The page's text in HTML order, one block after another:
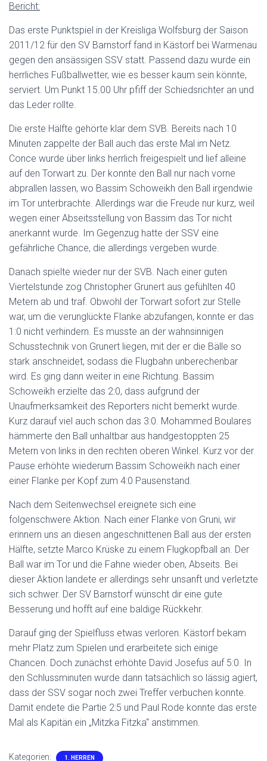
Bericht:
Das erste Punktspiel in der Kreisliga Wolfsburg der Saison
2011/12 für den SV Barnstorf fand in Kästorf bei Warmenau
gegen den ansässigen SSV statt. Passend dazu wurde ein
herrliches Fußballwetter, wie es besser kaum sein könnte,
serviert. Um Punkt 15.00 Uhr pfiff der Schiedsrichter an und
das Leder rollte.
Die erste Hälfte gehörte klar dem SVB. Bereits nach 10
Minuten zappelte der Ball auch das erste Mal im Netz.
Conce wurde über links herrlich freigespielt und lief alleine
auf den Torwart zu. Der konnte den Ball nur nach vorne
abprallen lassen, wo Bassim Schoweikh den Ball irgendwie
im Tor unterbrachte. Allerdings war die Freude nur kurz, weil
wegen einer Abseitsstellung von Bassim das Tor nicht
anerkannt wurde. Im Gegenzug hatte der SSV eine
gefährliche Chance, die allerdings vergeben wurde.
Danach spielte wieder nur der SVB. Nach einer guten
Viertelstunde zog Christopher Grunert aus gefühlten 40
Metern ab und traf. Obwohl der Torwart sofort zur Stelle
war, um die verunglückte Flanke abzufangen, konnte er das
1:0 nicht verhindern. Es musste an der wahnsinnigen
Schusstechnik von Grunert liegen, mit der er die Bälle so
stark anschneidet, sodass die Flugbahn unberechenbar
wird. Es ging dann weiter in eine Richtung. Bassim
Schoweikh erzielte das 2:0, dass aufgrund der
Unaufmerksamkeit des Reporters nicht bemerkt wurde.
Kurz darauf viel auch schon das 3:0. Mohammed Boulares
hämmerte den Ball unhaltbar aus handgestoppten 25
Metern von links in den rechten oberen Winkel. Kurz vor der
Pause erhöhte wiederum Bassim Schoweikh nach einer
einer Flanke per Kopf zum 4:0 Pausenstand.
Nach dem Seitenwechsel ereignete sich eine
folgenschwere Aktion. Nach einer Flanke von Gruni, wir
erinnern uns an diesen angeschnittenen Ball aus der ersten
Hälfte, setzte Marco Krüske zu einem Flugkopfball an. Der
Ball war im Tor und die Fahne wieder oben, Abseits. Bei
dieser Aktion landete er allerdings sehr unsanft und verletzte
sich schwer. Der SV Barnstorf wünscht dir eine gute
Besserung und hofft auf eine baldige Rückkehr.
Darauf ging der Spielfluss etwas verloren. Kästorf bekam
mehr Platz zum Spielen und erarbeitete sich einige
Chancen. Doch zunächst erhöhte David Josefus auf 5:0. In
den Schlussminuten wurde dann tatsächlich so lässig agiert,
dass der SSV sogar noch zwei Treffer verbuchen konnte.
Damit endete die Partie 2:5 und Paul Rode konnte das erste
Mal als Kapitän ein „Mitzka Fitzka“ anstimmen.
Kategorien: 1. HERREN